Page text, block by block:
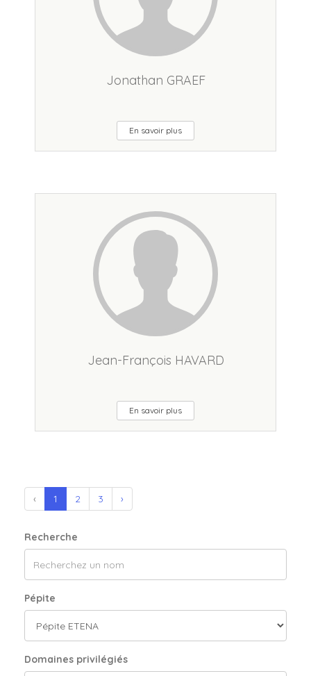
Jonathan GRAEF
En savoir plus
Jean-François HAVARD
En savoir plus
‹ 1 2 3 ›
Recherche
Pépite
Domaines privilégiés